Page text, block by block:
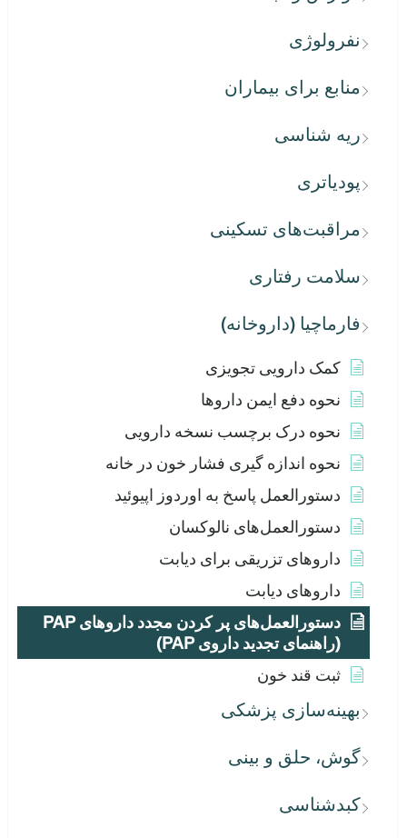
نفرولوژی
منابع برای بیماران
ریه شناسی
پودیاتری
مراقبت‌های تسکینی
سلامت رفتاری
فارماچیا (داروخانه)
کمک دارویی تجویزی
نحوه دفع ایمن داروها
نحوه درک برچسب نسخه دارویی
نحوه اندازه گیری فشار خون در خانه
دستورالعمل پاسخ به اوردوز اپیوئید
دستورالعمل‌های نالوکسان
داروهای تزریقی برای دیابت
داروهای دیابت
دستورالعمل‌های پر کردن مجدد داروهای PAP
(راهنمای تجدید داروی PAP)
ثبت قند خون
بهینه‌سازی پزشکی
گوش، حلق و بینی
کبدشناسی